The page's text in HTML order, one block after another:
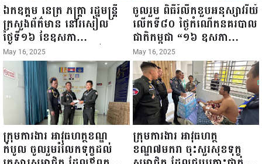
ឯកឧត្តម នេត្រ ភក្ត្រា រដ្ឋមន្ត្រី
ក្រសួងព័ត៌មាន នៅរសៀល
ថ្ងៃទី១៦ ខែឧសភា
ឆ្នាំ២០២៥នេះ បានអញ្ជើញចុះ
ធ្វើជំរឿនថ្នាក់ដឹកនាំមន្ត្រីរាជ
ការស៉ីវិល នៃក្រសួងព័ត៌មាន...
May 16, 2025
ចូលរួម ពិធីរំលឹកខួបអនុស្សាវរីយ៍
លើកទី៨០ ថ្ងៃកំណើតនគរបាល
ជាតិកម្ពុជា “១៦ ឧសភា
១៩៤៥ ~ ១៦ ឧសភា
២០២៥”...
May 16, 2025
ក្រុមការងារ អាវុធហត្ថខណ្ឌ
កំបូល ចូលរួមរំលែកទុក្ខដល់
ក្រុមការងារ អាវុធហត្ថ
ខណ្ឌ៧មករា ចុះសួរសុខទុក្ខ